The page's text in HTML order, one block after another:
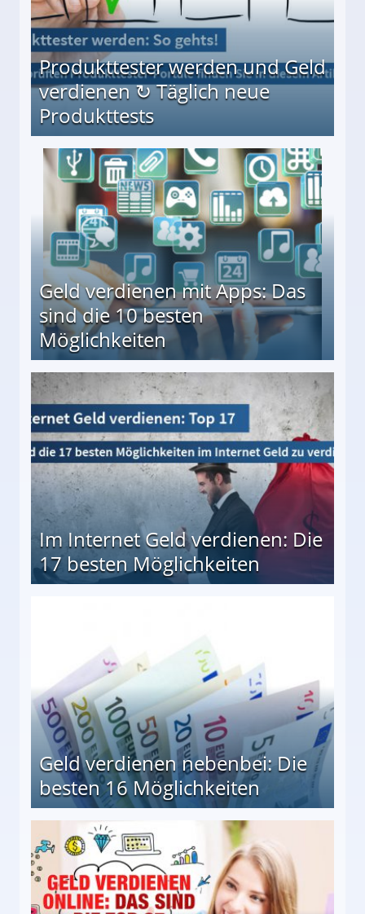
Produkttester werden und Geld
verdienen ↻ Täglich neue
Produkttests
↻ Täglich neue Produkttests
Geld verdienen mit Apps: Das
sind die 10 besten
Möglichkeiten
besten Möglichkeiten
Im Internet Geld verdienen: Die
17 besten Möglichkeiten
Geld verdienen nebenbei: Die
besten 16 Möglichkeiten